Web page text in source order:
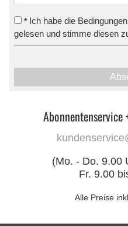
* Ich habe die
gelesen und stimme diesen
(Mo. - Do. 9.00
Fr. 9.00
Alle Preise